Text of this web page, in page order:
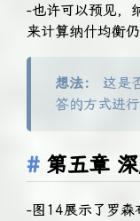
-也许可以预见，
来计算纳什均衡
想法：
这是
答的方式进
第五章
-图14展示了罗森